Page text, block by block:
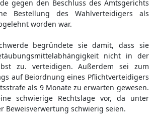
gegen den Beschluss des Amtsgerichts
Bestellung des Wahlverteidigers als
worden war.
begründete sie damit, dass sie
nicht in der
zu. verteidigen. Außerdem sei zum
auf Beiordnung eines Pflichtverteidigers
als 9 Monate zu erwarten gewesen.
schwierige Rechtslage vor, da unter
Beweisverwertung schwierig seien.